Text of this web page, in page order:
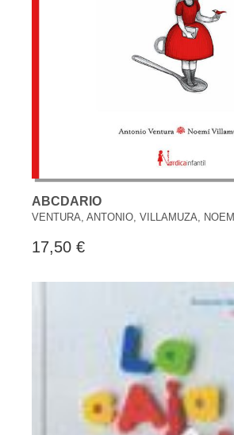
ABCDARIO
VENTURA, ANTONIO, VILLAMUZA, NOEMI
17,50 €